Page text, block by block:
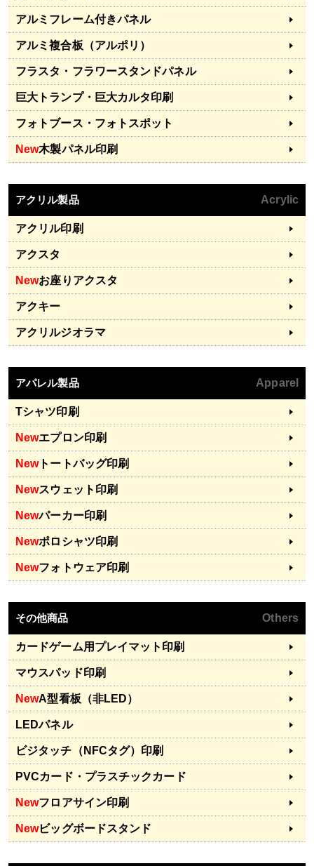
アルミフレーム付きパネル
アルミ複合板（アルポリ）
フラスタ・フラワースタンドパネル
巨大トランプ・巨大カルタ印刷
フォトブース・フォトスポット
New木製パネル印刷
アクリル製品 Acrylic
アクリル印刷
アクスタ
Newお座りアクスタ
アクキー
アクリルジオラマ
アパレル製品 Apparel
Tシャツ印刷
Newエプロン印刷
Newトートバッグ印刷
Newスウェット印刷
Newパーカー印刷
Newポロシャツ印刷
Newフォトウェア印刷
その他商品 Others
カードゲーム用プレイマット印刷
マウスパッド印刷
NewA型看板（非LED）
LEDパネル
ビジタッチ（NFCタグ）印刷
PVCカード・プラスチックカード
Newフロアサイン印刷
Newビッグボードスタンド